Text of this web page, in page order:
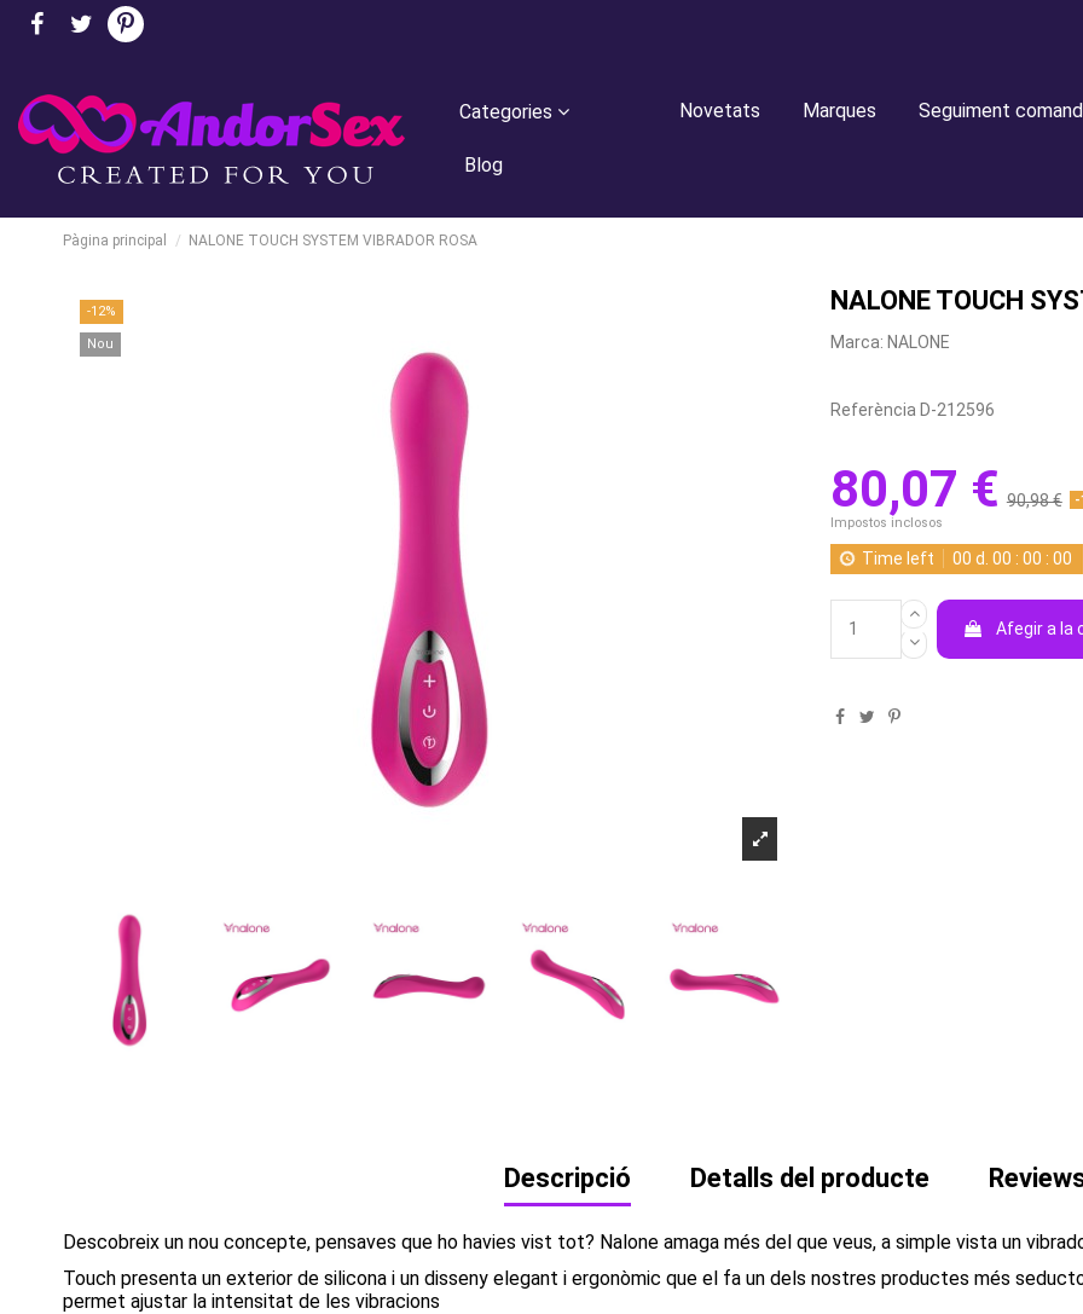
Categories Novetats Marques Seguiment
Blog
Pàgina principal NALONE TOUCH SYSTEM VIBRADOR ROSA
-12%
Nou
NALONE TOUCH
Marca: NALONE
Referència D-212596
80,07 € 90,98 €
-
Impostos inclosos
Time left 00 d. 00 :00 :00
Afegir a la
Descripció Detalls del producte
Descobreix un nou concepte, pensaves que ho havies vist tot? Nalone amaga més del que veus, a simple vista un
Touch presenta un exterior de silicona i un disseny elegant i ergonòmic que el fa un dels nostres productes més
permet ajustar la intensitat de les vibracions